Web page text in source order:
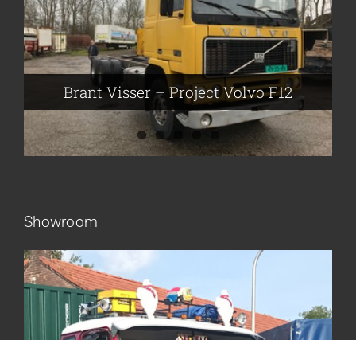
Brant Visser – Project Volvo F12
Flikkema – Spijk
Brant Visser – Project Volvo F88
Auke van der Kooi – Projekt Scania
John Moesker – Project Bedford
Showroom